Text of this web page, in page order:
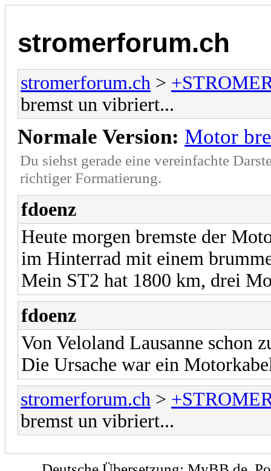
stromerforum.ch
stromerforum.ch >
bremst un vibriert...
Normale Version: Motor
Du siehst gerade eine vereinfachte
richtiger Formatierung.
fdoenz
Heute morgen bremste der
im Hinterrad mit einem
Mein ST2 hat 1800 km, drei
fdoenz
Von Veloland Lausanne schon
Die Ursache war ein
stromerforum.ch >
bremst un vibriert...